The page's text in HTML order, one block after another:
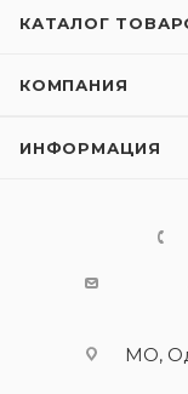
КАТАЛОГ
КОМПАНИЯ
ИНФОРМАЦИЯ
МО,